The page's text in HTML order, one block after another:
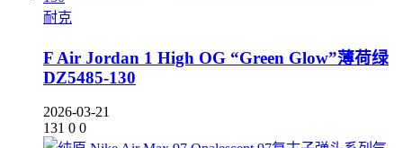
耐克
F Air Jordan 1 High OG “Green Glow”薄荷绿
DZ5485-130
2026-03-21
131 0 0